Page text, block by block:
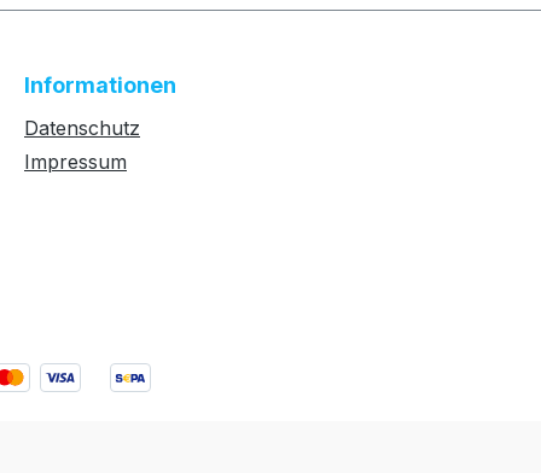
Informationen
Datenschutz
Impressum